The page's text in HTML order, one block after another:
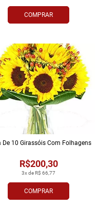
COMPRAR
COMPRAR
3x de R$ 66,77
R$200,30
De 10 Girassóis Com Folhagens